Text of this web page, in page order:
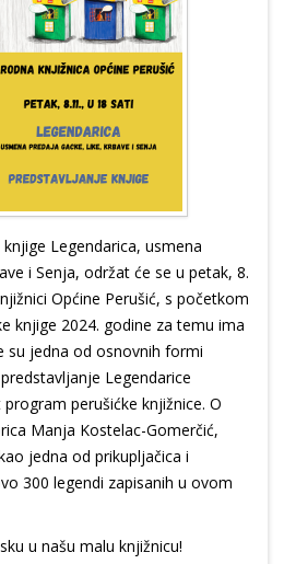
knjige Legendarica, usmena
i Senja, održat će se u petak, 8.
Općine Perušić, s početkom
knjige 2024. godine za temu ima
su jedna od osnovnih formi
Legendarice
perušićke knjižnice. O
Manja Kostelac-Gomerčić,
jedna od prikupljačica i
300 legendi zapisanih u ovom
u našu malu knjižnicu!